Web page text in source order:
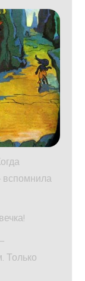
вспомнила
Только